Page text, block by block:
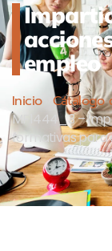
empleo
Inicio» Cátalogo
MF1444_3 –
formativas para